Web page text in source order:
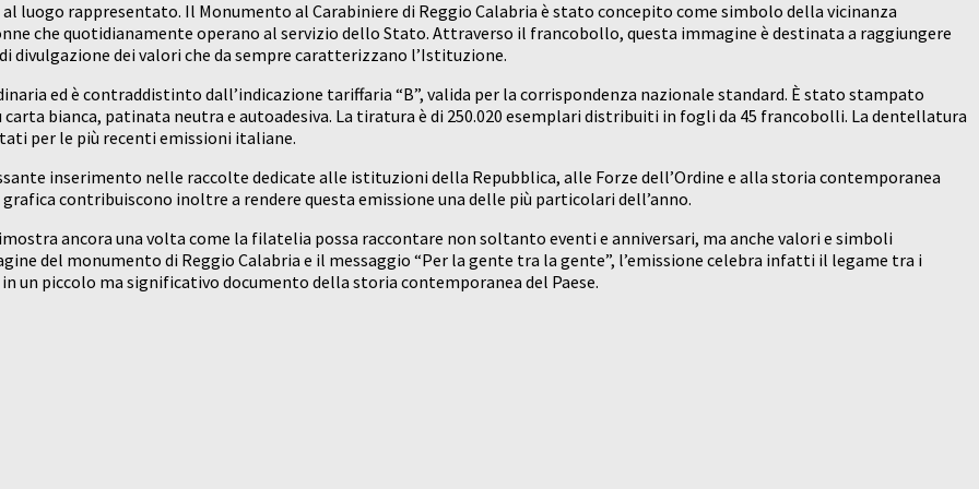
luogo rappresentato. Il Monumento al Carabiniere di Reggio Calabria è stato concepito come simbolo della vicinanza
che quotidianamente operano al servizio dello Stato. Attraverso il francobollo, questa immagine è destinata a raggiungere
dei valori che da sempre caratterizzano l’Istituzione.
ed è contraddistinto dall’indicazione tariffaria “B”, valida per la corrispondenza nazionale standard. È stato stampato
bianca, patinata neutra e autoadesiva. La tiratura è di 250.020 esemplari distribuiti in fogli da 45 francobolli. La dentellatura
per le più recenti emissioni italiane.
inserimento nelle raccolte dedicate alle istituzioni della Repubblica, alle Forze dell’Ordine e alla storia contemporanea
contribuiscono inoltre a rendere questa emissione una delle più particolari dell’anno.
ancora una volta come la filatelia possa raccontare non soltanto eventi e anniversari, ma anche valori e simboli
del monumento di Reggio Calabria e il messaggio “Per la gente tra la gente”, l’emissione celebra infatti il legame tra i
un piccolo ma significativo documento della storia contemporanea del Paese.